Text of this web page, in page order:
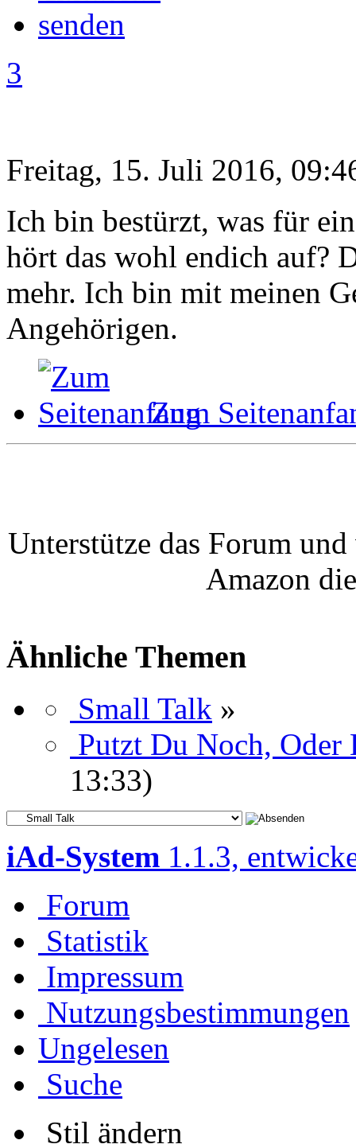
3
Freitag, 15. Juli 2016,
Ich bin bestürzt, was für
hört das wohl endich auf?
mehr. Ich bin mit meinen
Angehörigen.
Zum
Unterstütze das Forum
Amazon
Ähnliche Themen
Small Talk »
Putzt Du Noch, Oder
13:33)
iAd-System 1.1.3,
Forum
Statistik
Impressum
Nutzungsbestimmungen
Ungelesen
Suche
Stil ändern